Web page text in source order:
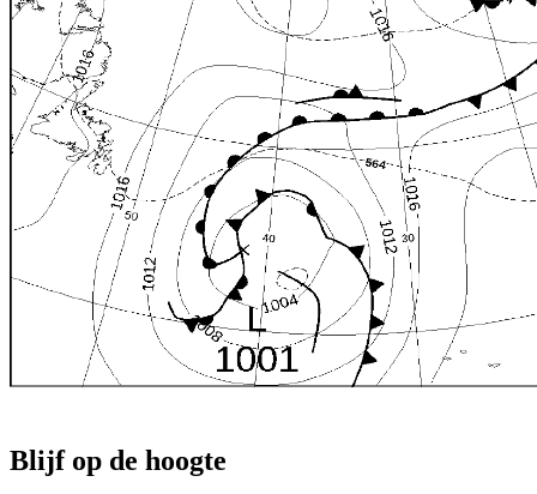
Blijf op de hoogte